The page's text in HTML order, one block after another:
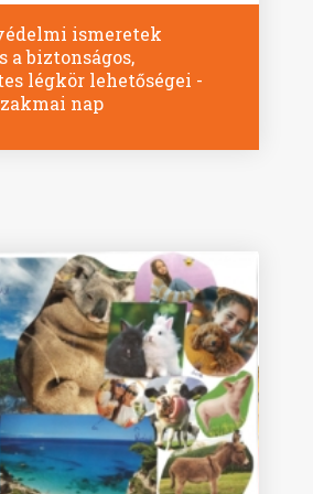
ismeretek
a biztonságos,
légkör lehetőségei -
nap